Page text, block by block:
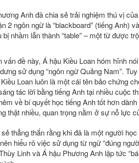
Anh đã chia sẻ trải nghiệm thú vị
2 ngôn ngữ là “blackboard” (tiếng Anh)
nhầm lẫn thành “table” – một từ được
đề này, Á hậu Kiều Loan hóm hỉnh
sử dụng “ngôn ngữ Quảng Nam”.
Loan luôn là một cái tên bảo chứng
tác lời bằng tiếng Anh tại nhiều cuộc
về bí quyết học tiếng Anh tốt hơn
thật nhiều, quan trọng nằm ở sự nỗ lực
thẳng thắn rằng khi đã là một người
hiểu rõ việc sử dụng từ ngữ “đúng
Linh và Á hậu Phương Anh lập tức